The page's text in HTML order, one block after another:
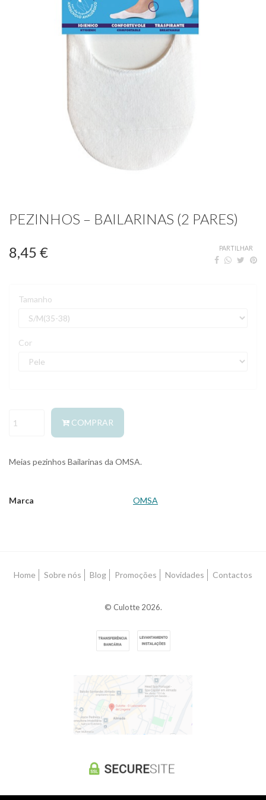
PEZINHOS – BAILARINAS (2 PARES)
8,45 € PARTILHAR
Tamanho
Cor
COMPRAR
Meias pezinhos Bailarinas da OMSA.
Marca
OMSA
Home Sobre nós Blog Promoções Novidades Contactos
© Culotte 2026.